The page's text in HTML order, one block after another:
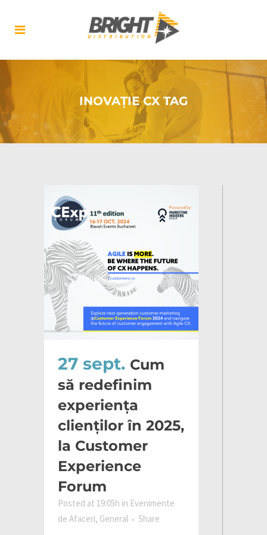
INOVAȚIE CX TAG
27 sept. Cum
să redefinim
experiența
clienților în 2025,
la Customer
Experience
Forum
Posted at 19:05h in Evenimente
de Afaceri, General Share